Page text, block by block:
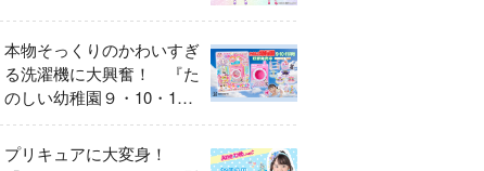
本物そっくりのかわいすぎ
る洗濯機に大興奮！ 『た
のしい幼稚園９・10・11
月号』だけのオリジナル付
録「プリキュア くるくる
プリキュアに大変身！